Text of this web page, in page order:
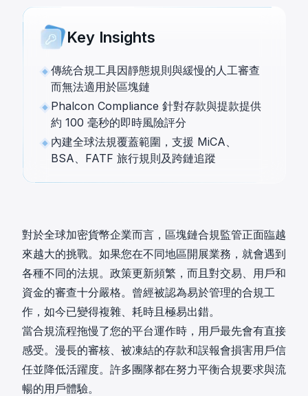
Key Insights
傳統合規工具因靜態規則與緩慢的人工審查
而無法適用於區塊鏈
Phalcon Compliance 針對存款與提款提供
約 100 毫秒的即時風險評分
內建全球法規覆蓋範圍，支援 MiCA、
BSA、FATF 旅行規則及跨鏈追蹤
對於全球加密貨幣企業而言，區塊鏈合規監管正面臨越
來越大的挑戰。如果您在不同地區開展業務，就會遇到
各種不同的法規。政策更新頻繁，而且對交易、用戶和
資金的審查十分嚴格。曾經被認為易於管理的合規工
作，如今已變得複雜、耗時且極易出錯。
當合規流程拖慢了您的平台運作時，用戶最先會有直接
感受。漫長的審核、被凍結的存款和誤報會損害用戶信
任並降低活躍度。許多團隊都在努力平衡合規要求與流
暢的用戶體驗。